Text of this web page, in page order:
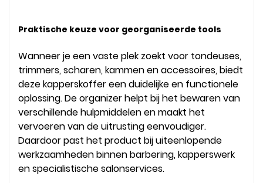
Praktische keuze voor georganiseerde tools
Wanneer je een vaste plek zoekt voor tondeuses,
trimmers, scharen, kammen en accessoires, biedt
deze kapperskoffer een duidelijke en functionele
oplossing. De organizer helpt bij het bewaren van
verschillende hulpmiddelen en maakt het
vervoeren van de uitrusting eenvoudiger.
Daardoor past het product bij uiteenlopende
werkzaamheden binnen barbering, kapperswerk
en specialistische salonservices.